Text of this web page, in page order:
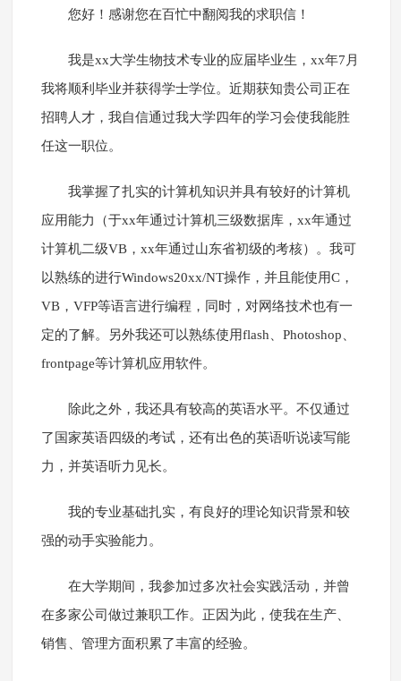
您好！感谢您在百忙中翻阅我的求职信！
我是xx大学生物技术专业的应届毕业生，xx年7月
我将顺利毕业并获得学士学位。近期获知贵公司正在
招聘人才，我自信通过我大学四年的学习会使我能胜
任这一职位。
我掌握了扎实的计算机知识并具有较好的计算机
应用能力（于xx年通过计算机三级数据库，xx年通过
计算机二级VB，xx年通过山东省初级的考核）。我可
以熟练的进行Windows20xx/NT操作，并且能使用C，
VB，VFP等语言进行编程，同时，对网络技术也有一
定的了解。另外我还可以熟练使用flash、Photoshop、
frontpage等计算机应用软件。
除此之外，我还具有较高的英语水平。不仅通过
了国家英语四级的考试，还有出色的英语听说读写能
力，并英语听力见长。
我的专业基础扎实，有良好的理论知识背景和较
强的动手实验能力。
在大学期间，我参加过多次社会实践活动，并曾
在多家公司做过兼职工作。正因为此，使我在生产、
销售、管理方面积累了丰富的经验。